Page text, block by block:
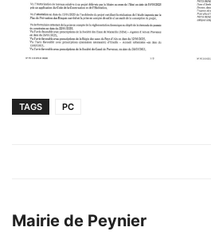
TAGS PC
Mairie de Peynier